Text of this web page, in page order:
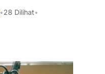
•28 Dilihat•